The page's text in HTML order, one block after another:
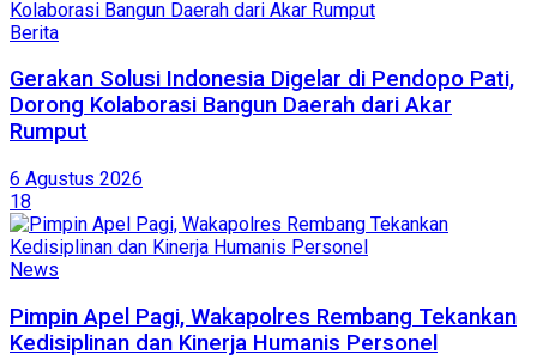
Berita
Gerakan Solusi Indonesia Digelar di Pendopo Pati,
Dorong Kolaborasi Bangun Daerah dari Akar
Rumput
6 Agustus 2026
18
News
Pimpin Apel Pagi, Wakapolres Rembang Tekankan
Kedisiplinan dan Kinerja Humanis Personel